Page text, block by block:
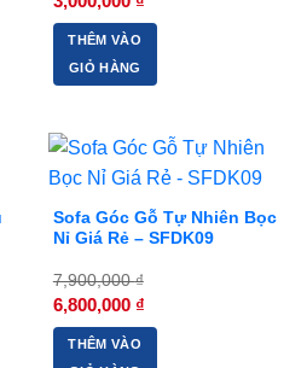
gốc
là:
3,900,000 ₫.
tại
THÊM VÀO
GIỎ HÀNG
Sofa Góc Gỗ Tự Nhiên Bọc
Nỉ Giá Rẻ – SFDK09
7,900,000₫
Giá
gốc
là:
7,900,000 ₫.
6,800,000 ₫Giá
tại
THÊM VÀO